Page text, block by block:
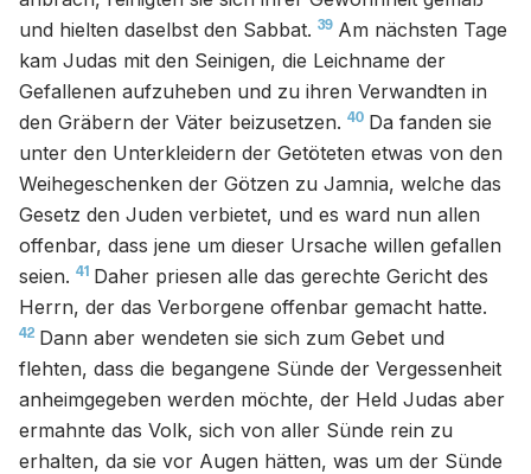
und hielten daselbst den Sabbat. 39 Am nächsten Tage
kam Judas mit den Seinigen, die Leichname der
Gefallenen aufzuheben und zu ihren Verwandten in
den Gräbern der Väter beizusetzen. 40 Da fanden sie
unter den Unterkleidern der Getöteten etwas von den
Weihegeschenken der Götzen zu Jamnia, welche das
Gesetz den Juden verbietet, und es ward nun allen
offenbar, dass jene um dieser Ursache willen gefallen
seien. 41 Daher priesen alle das gerechte Gericht des
Herrn, der das Verborgene offenbar gemacht hatte.
42 Dann aber wendeten sie sich zum Gebet und
flehten, dass die begangene Sünde der Vergessenheit
anheimgegeben werden möchte, der Held Judas aber
ermahnte das Volk, sich von aller Sünde rein zu
erhalten, da sie vor Augen hätten, was um der Sünde